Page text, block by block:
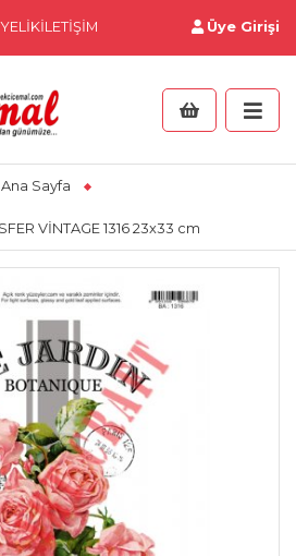
İLETIŞIM Üye Girişi
Ana Sayfa
VİNTAGE 1316 23x33 cm